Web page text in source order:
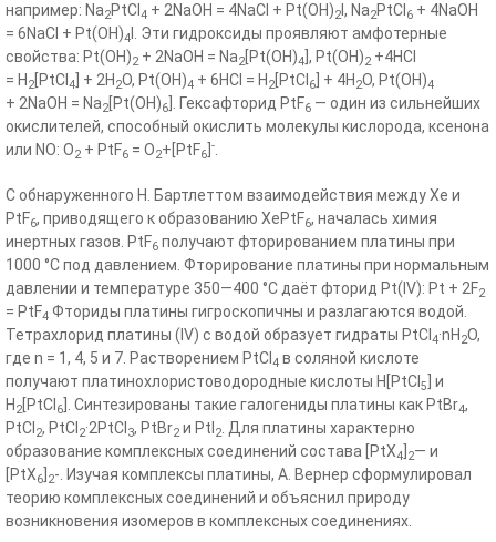
например: Na2PtCl 4 + 2NaOH = 4NaCl + Pt(OH)2 I, Na2PtCl 6 + 4NaOH
= 6NaCl + Pt(OH)4 I. Эти гидроксиды проявляют амфотерные
свойства: Pt(OH)2 + 2NaOH = Na2 [Pt(OH)4 ], Pt(OH)2 +4HCl
= H 2 [PtCl 4 ] + 2H 2O, Pt(OH)4 + 6HCl = H 2 [PtCl 6 ] + 4H 2O, Pt(OH)4
+ 2NaOH = Na2 [Pt(OH)6 ]. Гексафторид PtF6 — один из сильнейших
окислителей, способный окислить молекулы кислорода, ксенона
или NO: O2 + PtF6 = O2+[PtF6
-.
C обнаруженного Н. Бартлеттом взаимодействия между Хе и
PtF6, приводящего к образованию XePtF6, началась химия
инертных газов. PtF6 получают фторированием платины при
1000 °C под давлением. Фторирование платины при нормальным
давлении и температуре 350—400 °C даёт фторид Pt(IV): Pt + 2F2
= PtF4 Фториды платины гигроскопичны и разлагаются водой.
Тетрахлорид платины (IV) с водой образует гидраты PtCl 4·nH 2O,
где n = 1, 4, 5 и 7. Растворением PtCl 4 в соляной кислоте
получают платинохлористоводородные кислоты H[PtCl 5
] и
H 2 [PtCl 6 ]. Синтезированы такие галогениды платины как PtBr4,
PtCl 2, PtCl 2·2PtCl 3, PtBr2 и PtI 2. Для платины характерно
образование комплексных соединений состава [PtX4 2— и
[PtX6 2-. Изучая комплексы платины, А. Вернер сформулировал
теорию комплексных соединений и объяснил природу
возникновения изомеров в комплексных соединениях.